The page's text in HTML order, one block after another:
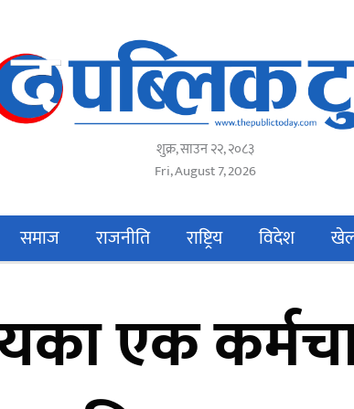
शुक्र, साउन २२, २०८३
Fri, August 7, 2026
समाज राजनीति राष्ट्रिय विदेश
एक